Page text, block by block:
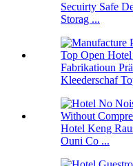
Secuirty Safe
Storag ...
Fabrikatioun
Kleederschaf
Hotel Keng
Ouni Co ...